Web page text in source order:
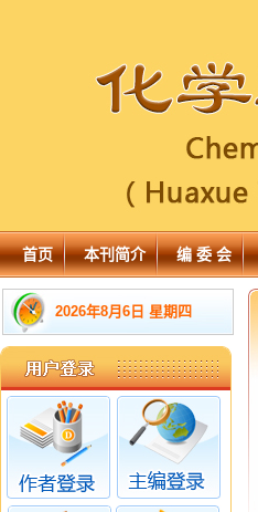
首页 本刊简介 编 委 会
2026年8月6日 星期四